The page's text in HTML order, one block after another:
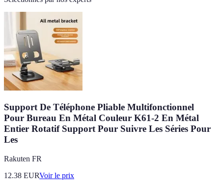
Support De Téléphone Pliable Multifonctionnel
Pour Bureau En Métal Couleur K61-2 En Métal
Entier Rotatif Support Pour Suivre Les Séries Pour
Les
Rakuten FR
12.38 EURVoir le prix